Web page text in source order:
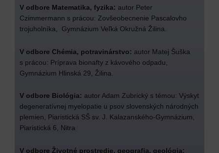
V odbore Matematika, fyzika: autor Peter
Czimmermann s prácou: Zovšeobecnenie Pascalovho
trojuholníka, Gymnázium Veľká Okružná Žilina.
V odbore Chémia, potravinárstvo: autor Matej Šuška
s prácou: Príprava bionafty z kávového odpadu,
Gymnázium Hlinská 29, Žilina.
V odbore Biológia: autor Adam Zubrický s témou: Výskyt
degeneratívnej myelopatie u psov slovenských národných
plemien, Piaristická SŠ sv. J. Kalazanského-Gymnázium,
Piaristická 6, Nitra
V odbore Životné prostredie, geografia, geológia: